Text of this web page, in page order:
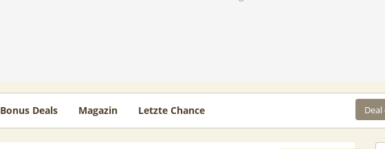
Bonus Deals Magazin Letzte Chance